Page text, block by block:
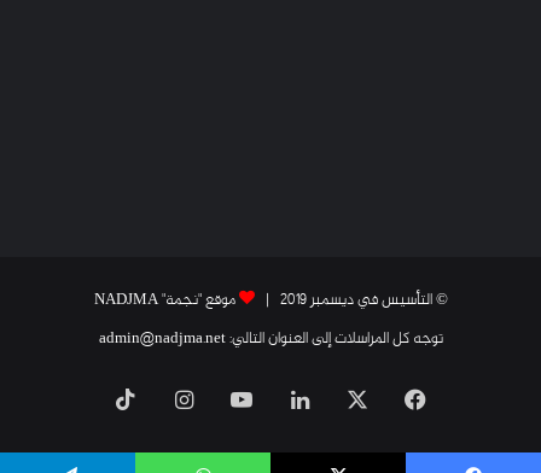
© التأسيس في ديسمبر 2019 |
موقع "نجمة" NADJMA
توجه كل المراسلات إلى العنوان التالي: admin@nadjma.net
فيسبوك لينكدإن يوتيوب انستقرام